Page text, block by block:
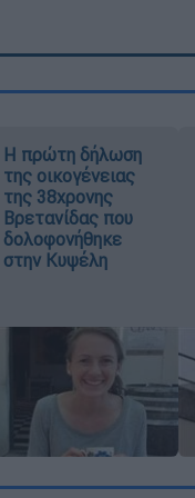
Η πρώτη δήλωση
της οικογένειας
της 38χρονης
Βρετανίδας που
δολοφονήθηκε
στην Κυψέλη